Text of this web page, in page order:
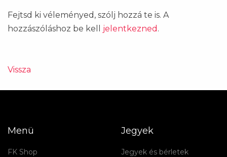
Fejtsd ki véleményed, szólj hozzá te is. A
hozzászóláshoz be kell jelentkezned .
Vissza
Menü
FK Shop
Jegyek
Jegyek és bérletek